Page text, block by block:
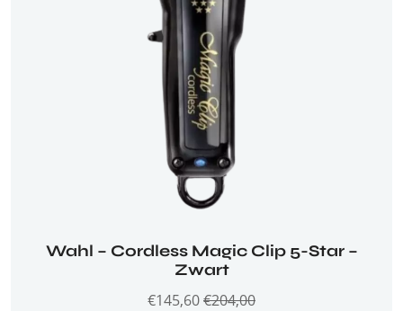
Wahl – Cordless Magic Clip 5-Star –
Zwart
€145,60€204,00